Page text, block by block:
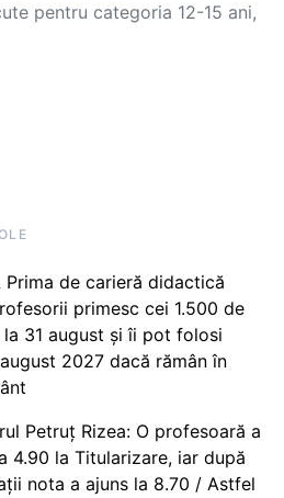
pentru categoria 12-15 ani,
Prima de carieră didactică
primesc cei 1.500 de
la 31 august și îi pot folosi
2027 dacă rămân în
Petruț Rizea: O profesoară a
4.90 la Titularizare, iar după
nota a ajuns la 8.70 / Astfel